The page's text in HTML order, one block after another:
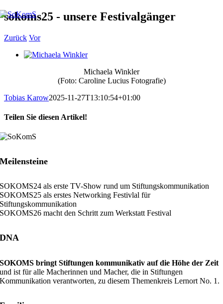
Zum
Inhalt
sokoms25 - unsere Festivalgänger
Zurück Vor
Zeige
Michaela Winkler
(Foto: Caroline Lucius Fotografie)
Tobias Karow2025-11-27T13:10:54+01:00
Teilen Sie diesen Artikel!
Facebook
X
LinkedIn
Xing
E-
Meilensteine
SOKOMS24 als erste TV-Show rund um Stiftungskommunikation
SOKOMS25 als erstes Networking Festivlal für
Stiftungskommunikation
SOKOMS26 macht den Schritt zum Werkstatt Festival
DNA
SOKOMS bringt Stiftungen kommunikativ auf die Höhe der Zeit
und ist für alle Macherinnen und Macher, die in Stiftungen
Kommunikation verantworten, zu diesem Themenkreis Lernort No. 1.